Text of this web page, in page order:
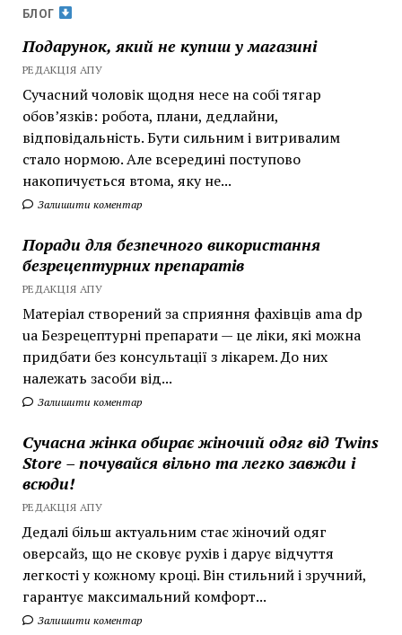
БЛОГ
Подарунок, який не купиш у магазині
РЕДАКЦІЯ АПУ
Сучасний чоловік щодня несе на собі тягар
обов’язків: робота, плани, дедлайни,
відповідальність. Бути сильним і витривалим
стало нормою. Але всередині поступово
накопичується втома, яку не...
Залишити коментар
Поради для безпечного використання
безрецептурних препаратів
РЕДАКЦІЯ АПУ
Матеріал створений за сприяння фахівців ama dp
ua Безрецептурні препарати — це ліки, які можна
придбати без консультації з лікарем. До них
належать засоби від...
Залишити коментар
Сучасна жінка обирає жіночий одяг від Twins
Store – почувайся вільно та легко завжди і
всюди!
РЕДАКЦІЯ АПУ
Дедалі більш актуальним стає жіночий одяг
оверсайз, що не сковує рухів і дарує відчуття
легкості у кожному кроці. Він стильний і зручний,
гарантує максимальний комфорт...
Залишити коментар